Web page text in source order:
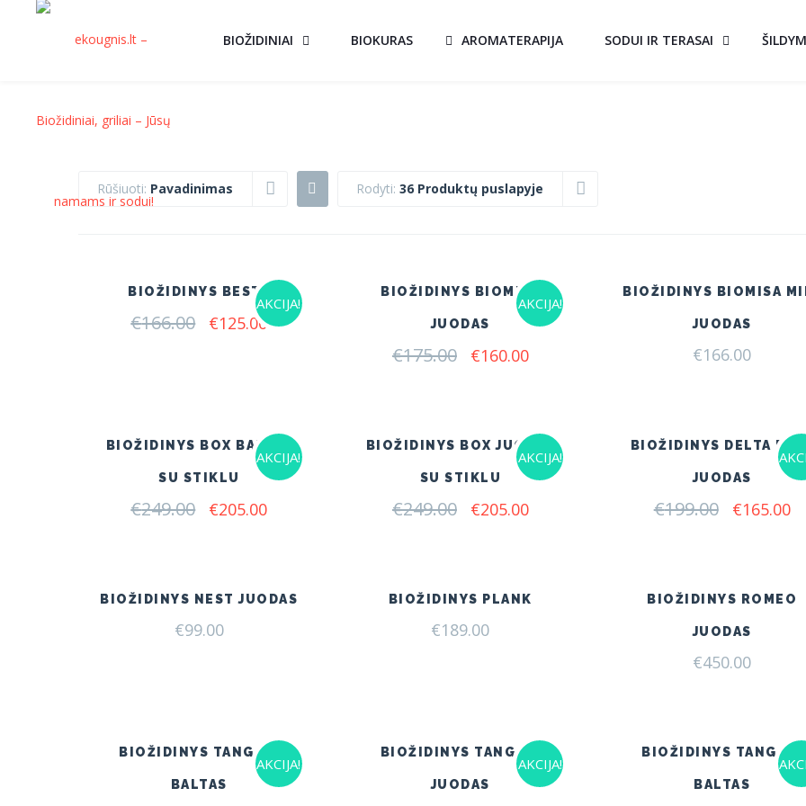
BIOŽIDINIAI BIOKURAS AROMATERAPIJA SODUI IR TERASAI
Rūšiuoti: Pavadinimas Rodyti: 36 Produktų puslapyje
AKCIJA!
BIOŽIDINYS BESTA
€166.00 Original
€125.00Current
AKCIJA!
BIOŽIDINYS BIOMISA
JUODAS
€175.00 Original
€160.00Current
BIOŽIDINYS BIOMISA
JUODAS
€166.00
AKCIJA!
BIOŽIDINYS BOX BALTAS
SU STIKLU
€249.00 Original
€205.00Current
AKCIJA!
BIOŽIDINYS BOX JUODAS
SU STIKLU
€249.00 Original
€205.00Current
BIOŽIDINYS DELTA
JUODAS
€199.00 Original
€165.00
BIOŽIDINYS NEST JUODAS
€99.00
BIOŽIDINYS PLANK
€189.00
BIOŽIDINYS ROMEO
JUODAS
€450.00
AKCIJA!
BIOŽIDINYS TANGO 1
BALTAS
AKCIJA!
BIOŽIDINYS TANGO 1
JUODAS
BIOŽIDINYS TANGO 2
BALTAS